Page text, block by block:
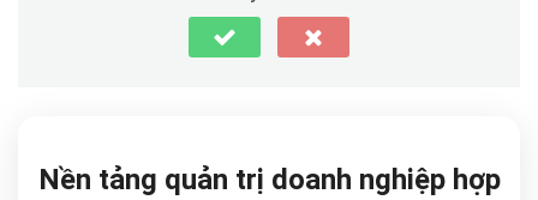
Nền tảng quản trị doanh nghiệp hợp